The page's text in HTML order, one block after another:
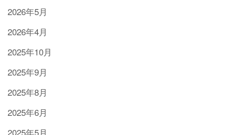
2026年5月
2026年4月
2025年10月
2025年9月
2025年8月
2025年6月
2025年5月